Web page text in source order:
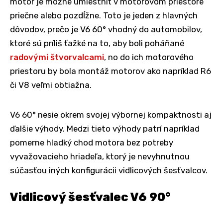
priečne alebo pozdĺžne. Toto je jeden z hlavných
dôvodov, prečo je V6 60° vhodný do automobilov,
ktoré sú príliš ťažké na to, aby boli poháňané
radovými štvorvalcami, no do ich motorového
priestoru by bola montáž motorov ako napríklad R6
či V8 veľmi obtiažna.
V6 60° nesie okrem svojej výbornej kompaktnosti aj
ďalšie výhody. Medzi tieto výhody patrí napríklad
pomerne hladký chod motora bez potreby
vyvažovacieho hriadeľa, ktorý je nevyhnutnou
súčasťou iných konfigurácii vidlicových šesťvalcov.
Vidlicový šesťvalec V6 90°